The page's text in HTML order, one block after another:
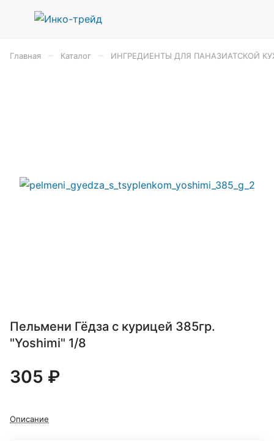
Главная Каталог ИНГРЕДИЕНТЫ ДЛЯ ПАНАЗИАТСКОЙ
Пельмени Гёдза с курицей 385гр.
"Yoshimi" 1/8
305 ₽
Описание